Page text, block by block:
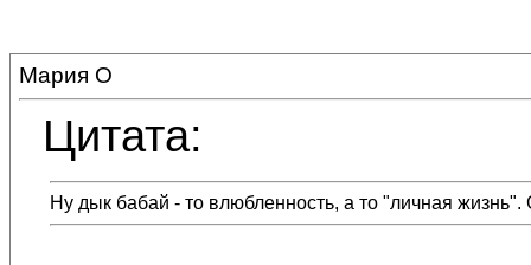
Мария О
Цитата:
Ну дык бабай - то влюбленность, а то "личная жизнь".